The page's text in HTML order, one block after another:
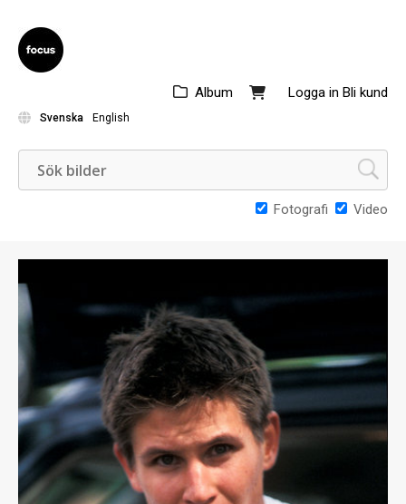
Logga in Bli kund
Album
Svenska English
Fotografi Video